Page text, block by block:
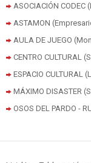
ASOCIACIÓN CODEC
ASTAMON
AULA DE JUEGO
CENTRO CULTURAL
ESPACIO CULTURAL
MÁXIMO DISASTER
OSOS DEL PARDO -